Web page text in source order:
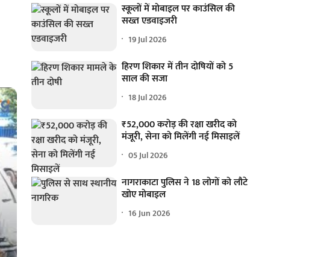
स्कूलों में मोबाइल पर काउंसिल की
सख्त एडवाइजरी
19 Jul 2026
हिरण शिकार में तीन दोषियों को 5
साल की सजा
18 Jul 2026
₹52,000 करोड़ की रक्षा खरीद को
मंजूरी, सेना को मिलेंगी नई मिसाइलें
05 Jul 2026
नागराकाटा पुलिस ने 18 लोगों को लौटे
खोए मोबाइल
16 Jun 2026